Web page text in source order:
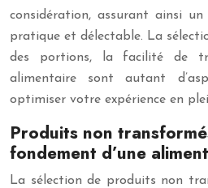
considération, assurant ainsi
pratique et délectable. La
des portions, la facilité de
alimentaire sont autant
optimiser votre expérience en
Produits non
fondement d’une
La sélection de produits non